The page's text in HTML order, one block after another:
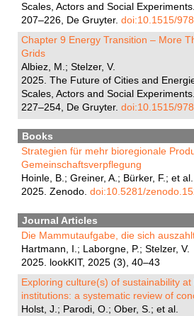
Scales, Actors and Social
207–226, De Gruyter. doi:10.1515/
Chapter 9 Energy Transition – More
Grids
Albiez, M.; Stelzer, V.
2025. The Future of Cities and
Scales, Actors and Social
227–254, De Gruyter. doi:10.1515/
Books
Strategien für mehr bioregionale
Gemeinschaftsverpflegung
Hoinle, B.; Greiner, A.; Bürker, F.; et al.
2025. Zenodo. doi:10.5281/
Journal Articles
Die Mammutaufgabe, die sich
Hartmann, I.; Laborgne, P.; Stelzer, V.
2025. lookKIT, 2025 (3), 40–43
Exploring culture(s) of sustainability
institutions: a systematic review of
Holst, J.; Parodi, O.; Ober, S.; et al.